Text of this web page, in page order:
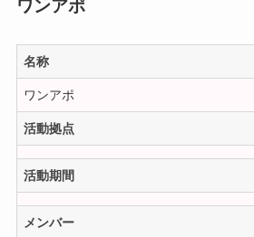
ワンアポ
名称
ワンアポ
活動拠点
活動期間
メンバー